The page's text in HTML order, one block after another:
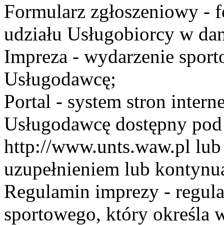
Formularz zgłoszeniowy -
udziału Usługobiorcy w
Impreza - wydarzenie
Usługodawcę;
Portal - system stron
Usługodawcę dostępny
http://www.unts.waw.pl lub
uzupełnieniem lub
Regulamin imprezy -
sportowego, który określa